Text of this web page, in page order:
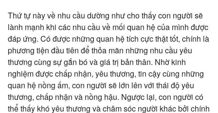
Thứ tự này về nhu cầu dường như cho thấy con người sẽ
lành mạnh khi các nhu cầu về mối quan hệ của mình được
đáp ứng. Có được những quan hệ tích cực thật tốt, chính là
phương tiện đầu tiên để thỏa mãn những nhu cầu yêu
thương cùng sự gắn bó và giá trị bản thân. Nhờ kinh
nghiệm được chấp nhận, yêu thương, tin cậy cùng những
quan hệ nồng ấm, con người sẽ lớn lên với thái độ yêu
thương, chấp nhận và nồng hậu. Ngược lại, con người có
thể thấy khó yêu thương và chăm sóc người khác bởi chính